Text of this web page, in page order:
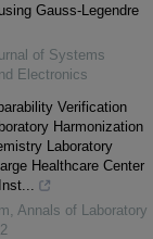
Gauss-Legendre
of Systems
Electronics
Verification
Harmonization
Laboratory
Healthcare Center
, Annals of Laboratory